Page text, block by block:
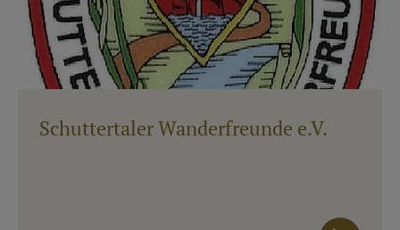
Schuttertaler Wanderfreunde e.V.